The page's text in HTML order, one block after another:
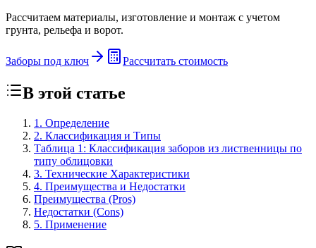
Рассчитаем материалы, изготовление и монтаж с учетом
грунта, рельефа и ворот.
Заборы под ключ Рассчитать стоимость
В этой статье
1. Определение
2. Классификация и Типы
Таблица 1: Классификация заборов из лиственницы по
типу облицовки
3. Технические Характеристики
4. Преимущества и Недостатки
Преимущества (Pros)
Недостатки (Cons)
5. Применение